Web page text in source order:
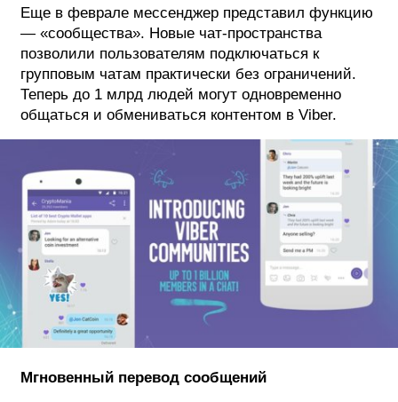
Еще в феврале мессенджер представил функцию
— «сообщества». Новые чат-пространства
позволили пользователям подключаться к
групповым чатам практически без ограничений.
Теперь до 1 млрд людей могут одновременно
общаться и обмениваться контентом в Viber.
Мгновенный перевод сообщений
О ПРОЕКТЕ
РЕКЛАМА
КОНТАКТЫ